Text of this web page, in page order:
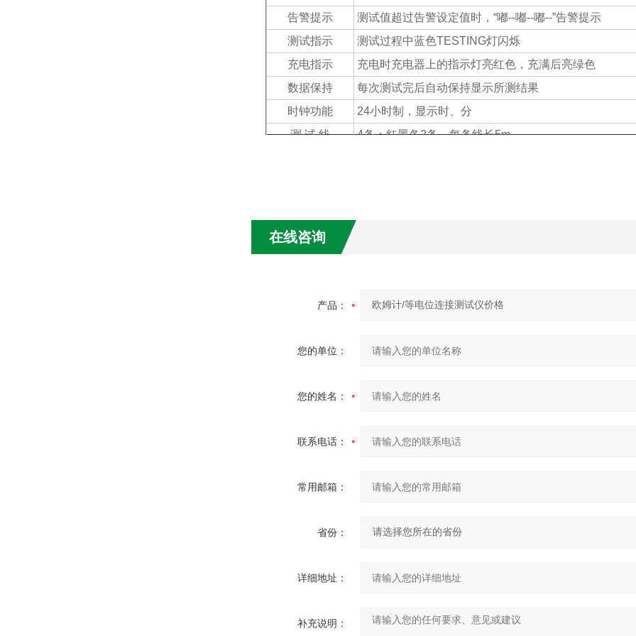
告警提示
测试值超过告警设定值时，“嘟--嘟--嘟--”告警提示
测试指示
测试过程中蓝色TESTING灯闪烁
充电指示
充电时充电器上的指示灯亮红色，充满后亮绿色
数据保持
每次测试完后自动保持显示所测结果
时钟功能
24小时制，显示时、分
测 试 线
4条：红黑各2条，每条线长5m
质 量
线路电压
低电压指示
当电池电压降到6.8V±0.1V时，电池电压低符号显示，
存放温湿度
-10℃～60℃；70%rh以下
USB接口
具有USB接口，软件监控，存储数据可以上传电脑，保
姆表检定规程》
在线咨询
产品：
您的单位：
您的姓名：
联系电话：
常用邮箱：
省份：
详细地址：
补充说明：